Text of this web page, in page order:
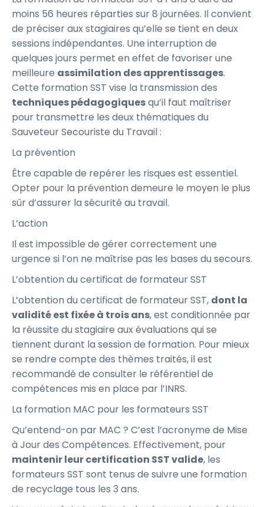
moins 56 heures réparties sur 8 journées. Il convient
de préciser aux stagiaires qu’elle se tient en deux
sessions indépendantes. Une interruption de
quelques jours permet en effet de favoriser une
meilleure assimilation des apprentissages.
Cette formation SST vise la transmission des
techniques pédagogiquesqu’il faut maîtriser
pour transmettre les deux thématiques du
Sauveteur Secouriste du Travail :
La prévention
Être capable de repérer les risques est essentiel.
Opter pour la prévention demeure le moyen le plus
sûr d’assurer la sécurité au travail.
L’action
Il est impossible de gérer correctement une
urgence si l’on ne maîtrise pas les bases du secours.
L’obtention du certificat de formateur SST
L’obtention du certificat de formateur SST, dont la
validité est fixée à trois ans, est conditionnée par
la réussite du stagiaire aux évaluations qui se
tiennent durant la session de formation. Pour mieux
se rendre compte des thèmes traités, il est
recommandé de consulter le référentiel de
compétences mis en place par l’INRS.
La formation MAC pour les formateurs SST
Qu’entend-on par MAC ? C’est l’acronyme de Mise
à Jour des Compétences. Effectivement, pour
maintenir leur certification SST valide, les
formateurs SST sont tenus de suivre une formation
de recyclage tous les 3 ans.